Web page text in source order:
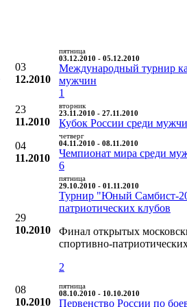
03
12.2010
пятница
03.12.2010 - 05.12.2010
Международный турнир
мужчин
1
23
11.2010
вторник
23.11.2010 - 27.11.2010
Кубок России среди
04
11.2010
четверг
04.11.2010 - 08.11.2010
Чемпионат мира среди
6
29
10.2010
пятница
29.10.2010 - 01.11.2010
Турнир "Юный Самбист-
патриотических клубов
Финал открытых
спортивно-
2
08
10.2010
пятница
08.10.2010 - 10.10.2010
Первенство России по